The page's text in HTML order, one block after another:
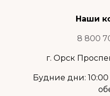
Наши
8 800
г. Орск
Будние дни: 10:00